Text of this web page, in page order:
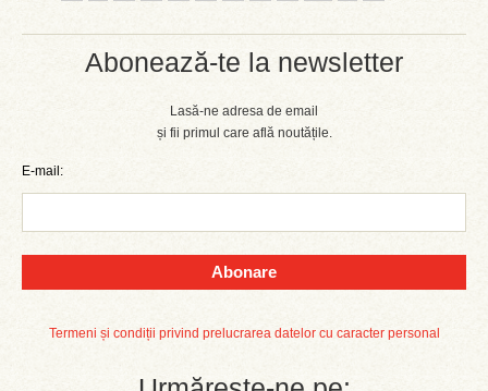
Abonează-te la newsletter
Lasă-ne adresa de email
și fii primul care află noutățile.
E-mail:
Abonare
Termeni și condiții privind prelucrarea datelor cu caracter personal